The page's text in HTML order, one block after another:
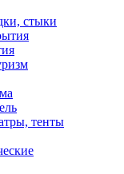
стыки
тенты